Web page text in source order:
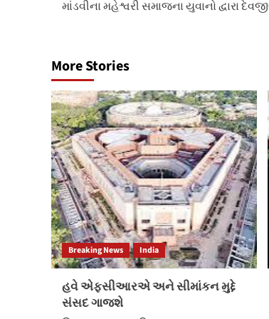
navigation
માંડવીના મહેશ્વરી સમાજના યુવાનો દ્વારા
More Stories
Breaking News India
હવે એફસીઆરએ અને સીમાંકન મુદ્દે
સંસદ ગાજશે